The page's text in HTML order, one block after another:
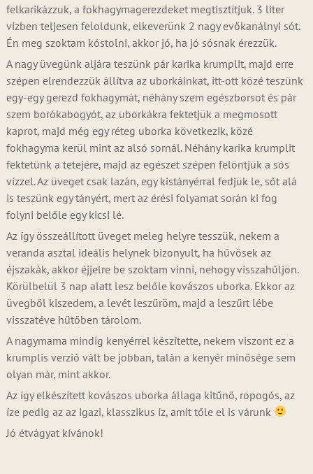
felkarikázzuk, a fokhagymagerezdeket megtisztítjuk. 3 liter
vízben teljesen feloldunk, elkeverünk 2 nagy evőkanálnyi sót.
Én meg szoktam kóstolni, akkor jó, ha jó sósnak érezzük.
A nagy üvegünk aljára teszünk pár karika krumplit, majd erre
szépen elrendezzük állítva az uborkáinkat, itt-ott közé teszünk
egy-egy gerezd fokhagymát, néhány szem egészborsot és pár
szem borókabogyót, az uborkákra fektetjük a megmosott
kaprot, majd még egy réteg uborka következik, közé
fokhagyma kerül mint az alsó sornál. Néhány karika krumplit
fektetünk a tetejére, majd az egészet szépen felöntjük a sós
vízzel. Az üveget csak lazán, egy kistányérral fedjük le, sőt alá
is teszünk egy tányért, mert az érési folyamat során ki fog
folyni belőle egy kicsi lé.
Az így összeállított üveget meleg helyre tesszük, nekem a
veranda asztal ideális helynek bizonyult, ha hűvösek az
éjszakák, akkor éjjelre be szoktam vinni, nehogy visszahűljön.
Körülbelül 3 nap alatt lesz belőle kovászos uborka. Ekkor az
üvegből kiszedem, a levét leszűröm, majd a leszűrt lébe
visszatéve hűtőben tárolom.
A nagymama mindig kenyérrel készítette, nekem viszont ez a
krumplis verzió vált be jobban, talán a kenyér minősége sem
olyan már, mint akkor.
Az így elkészített kovászos uborka állaga kitűnő, ropogós, az
íze pedig az az igazi, klasszikus íz, amit tőle el is várunk
Jó étvágyat kívánok!